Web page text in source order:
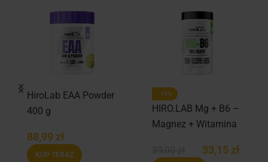
HiroLab EAA Powder
400 g
88,99 zł
KUP TERAZ
-15%
HIRO.LAB Mg + B6 –
Magnez + Witamina
33,15 zł